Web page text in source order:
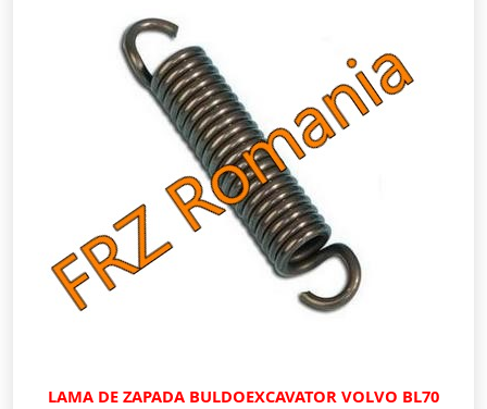
LAMA DE ZAPADA BULDOEXCAVATOR VOLVO BL70